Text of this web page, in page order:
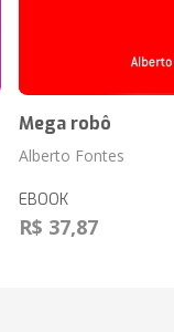
Mega robô
Alberto Fontes
EBOOK
R$ 37,87